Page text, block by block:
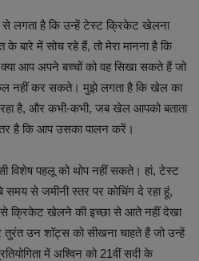
से लगता है कि उन्हें टेस्ट क्रिकेट खेलना
बारे में सोच रहे हैं, तो मेरा मानना ​​है कि
आप अपने बच्चों को वह सिखा सकते हैं जो
नहीं कर सकते। मुझे लगता है कि खेल का
रहा है, और कभी-कभी, जब खेल आपको बताता
है कि आप उसका पालन करें।
पहलू को थोप नहीं सकते। हां, टेस्ट
से जमीनी स्तर पर कोचिंग दे रहा हूं,
क्रिकेट खेलने की इच्छा से आते नहीं देखा
उन शॉट्स को सीखना चाहते हैं जो उन्हें
में अश्विन को 21वीं सदी के